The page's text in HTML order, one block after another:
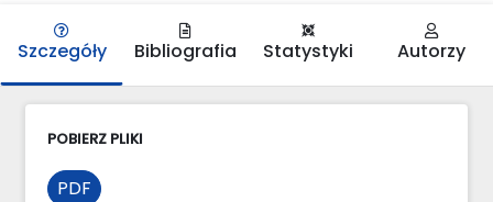
Szczegóły Bibliografia Statystyki Autorzy
POBIERZ PLIKI
PDF